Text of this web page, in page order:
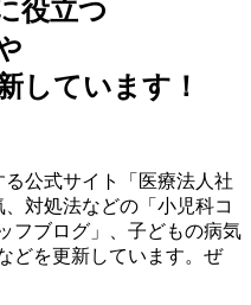
役立つ
しています！
公式サイト「医療法人社
対処法などの「小児科コ
フブログ」、子どもの病気
どを更新しています。ぜ